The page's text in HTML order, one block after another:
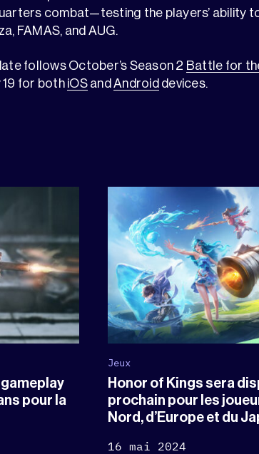
combat—testing the players’ ability
FAMAS, and AUG.
follows October’s Season 2 Battle for
19 for both iOSand Android devices.
pour la
Jeux
Honor of Kings sera
prochain pour les
Nord, d’Europe et du
16 mai 2024